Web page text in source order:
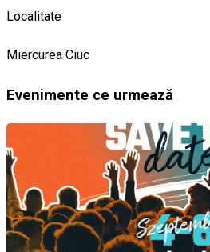
Localitate
Miercurea Ciuc
Evenimente ce urmează